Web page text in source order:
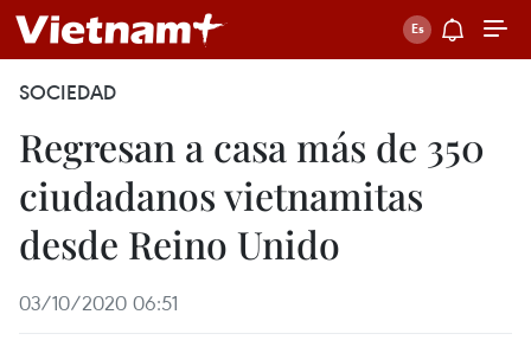
SOCIEDAD
Regresan a casa más de 350
ciudadanos vietnamitas
desde Reino Unido
03/10/2020 06:51